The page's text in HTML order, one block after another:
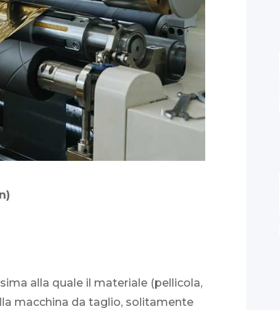
alla quale il materiale (pellicola,
macchina da taglio, solitamente